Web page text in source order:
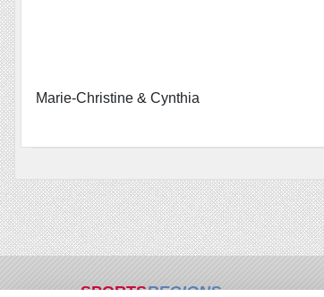
Marie-Christine & Cynthia
SPORTSREGIONS